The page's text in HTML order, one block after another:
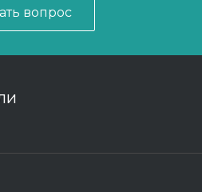
вопрос